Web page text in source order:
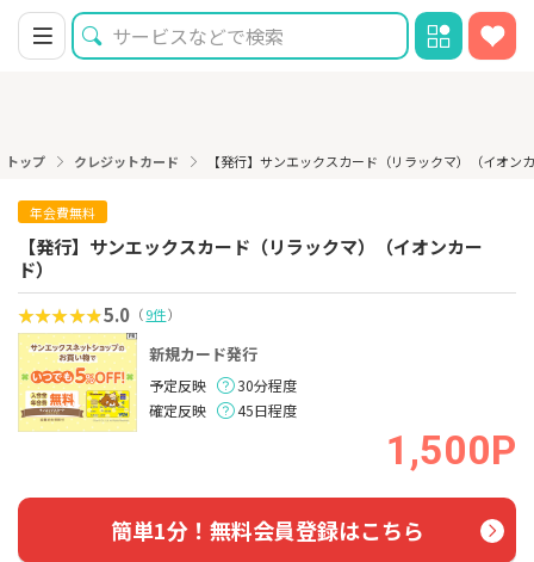
トップ クレジットカード 【発行】サンエックスカード（リラックマ）（イオン
年会費無料
【発行】サンエックスカード（リラックマ）（イオンカー
ド）
5.0 （9件）
新規カード発行
予定反映
30分程度
確定反映
45日程度
1,500P
簡単1分！無料会員登録はこちら